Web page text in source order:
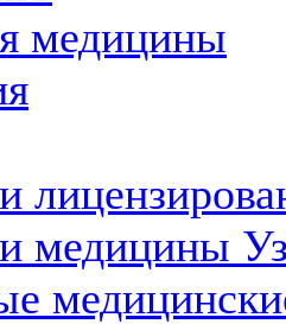
медицины
медицины